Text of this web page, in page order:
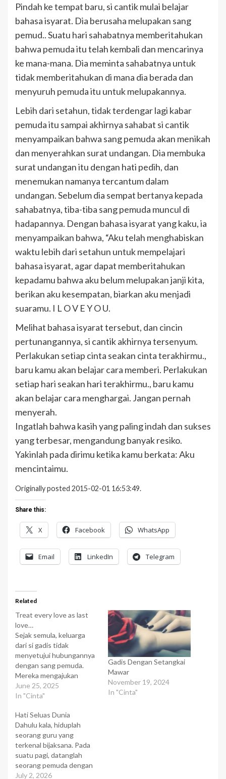
Pindah ke tempat baru, si cantik mulai belajar
bahasa isyarat. Dia berusaha melupakan sang
pemud.. Suatu hari sahabatnya memberitahukan
bahwa pemuda itu telah kembali dan mencarinya
ke mana-mana. Dia meminta sahabatnya untuk
tidak memberitahukan di mana dia berada dan
menyuruh pemuda itu untuk melupakannya.
Lebih dari setahun, tidak terdengar lagi kabar
pemuda itu sampai akhirnya sahabat si cantik
menyampaikan bahwa sang pemuda akan menikah
dan menyerahkan surat undangan. Dia membuka
surat undangan itu dengan hati pedih, dan
menemukan namanya tercantum dalam
undangan. Sebelum dia sempat bertanya kepada
sahabatnya, tiba-tiba sang pemuda muncul di
hadapannya. Dengan bahasa isyarat yang kaku, ia
menyampaikan bahwa, “Aku telah menghabiskan
waktu lebih dari setahun untuk mempelajari
bahasa isyarat, agar dapat memberitahukan
kepadamu bahwa aku belum melupakan janji kita,
berikan aku kesempatan, biarkan aku menjadi
suaramu. I L O V E Y O U.
Melihat bahasa isyarat tersebut, dan cincin
pertunangannya, si cantik akhirnya tersenyum.
Perlakukan setiap cinta seakan cinta terakhirmu.,
baru kamu akan belajar cara memberi. Perlakukan
setiap hari seakan hari terakhirmu., baru kamu
akan belajar cara menghargai. Jangan pernah
menyerah.
Ingatlah bahwa kasih yang paling indah dan sukses
yang terbesar, mengandung banyak resiko.
Yakinlah pada dirimu ketika kamu berkata: Aku
mencintaimu.
Originally posted 2015-02-01 16:53:49.
Share this:
X Facebook WhatsApp
Email LinkedIn Telegram
Related
Treat every love as last
love…
Sejak semula, keluarga
dari si gadis tidak
menyetujui hubungannya
dengan sang pemuda.
Mereka mengajukan
alasan mengenai latar
belakang keluarga, bahwa
terus bersama dengan
sang pemuda, dia akan
menderita seumur
hidupnya..... Karena
tekanan dari keluarganya,
si gadis jadi sering
bertengkar dengan
June 25, 2025
In "Cinta"
Gadis Dengan Setangkai
Mawar
November 19, 2024
In "Cinta"
Hati Seluas Dunia
Dahulu kala, hiduplah
seorang guru yang
terkenal bijaksana. Pada
suatu pagi, datanglah
seorang pemuda dengan
langkah lunglai dan
July 2, 2026